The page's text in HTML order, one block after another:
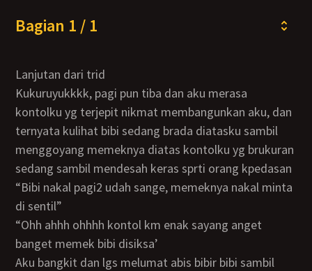
Bagian 1 / 1
Lanjutan dari trid
Kukuruyukkkk, pagi pun tiba dan aku merasa
kontolku yg terjepit nikmat membangunkan aku, dan
ternyata kulihat bibi sedang brada diatasku sambil
menggoyang memeknya diatas kontolku yg brukuran
sedang sambil mendesah keras sprti orang kpedasan
“bibi nakal pagi2 udah sange, memeknya nakal minta
di sentil”
“ohh ahhh ohhhh kontol km enak sayang anget
banget memek bibi disiksa’
aku bangkit dan lgs melumat abis bibir bibi sambil